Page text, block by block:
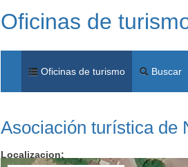
Oficinas de
Oficinas de turismo Buscar
Asociación turística de
Localizacion: